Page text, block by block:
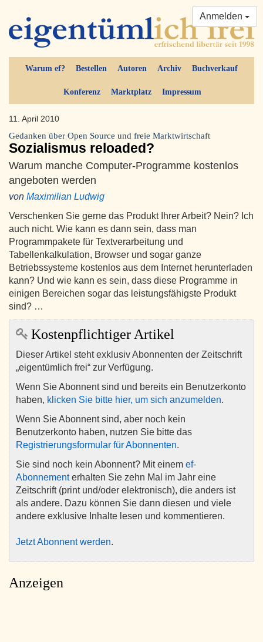
Warum ef? Bestellen Autoren Archiv Buchverkauf
Konferenz Marktplatz Impressum
Anmelden
11. April 2010
Gedanken über Open Source und freie Marktwirtschaft
Sozialismus reloaded?
Warum manche Computer-Programme kostenlos
angeboten werden
von Maximilian Ludwig
Verschenken Sie gerne das Produkt Ihrer Arbeit? Nein? Ich
auch nicht. Wie kann es dann sein, dass man
Programmpakete für Textverarbeitung und
Tabellenkalkulation, Browser und sogar ganze
Betriebssysteme kostenlos aus dem Internet herunterladen
kann? Und wie kann es sein, dass diese Programme in
einigen Bereichen sogar das leistungsfähigste Produkt
sind? …
Kostenpflichtiger Artikel
Dieser Artikel steht exklusiv Abonnenten der Zeitschrift
„eigentümlich frei“ zur Verfügung.
Wenn Sie Abonnent sind und bereits ein Benutzerkonto
haben, klicken Sie bitte hier, um sich anzumelden.
Wenn Sie Abonnent sind, aber noch kein
Benutzerkonto haben, nutzen Sie bitte das
Registrierungsformular für Abonnenten.
Sie sind noch kein Abonnent? Mit einem ef-
Abonnementerhalten Sie zehn Mal im Jahr eine
Zeitschrift (print und/oder elektronisch), die anders ist
als andere. Dazu können Sie dann diesen und viele
andere exklusive Inhalte lesen und kommentieren.
Jetzt Abonnent werden.
Anzeigen